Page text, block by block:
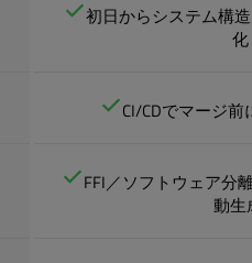
初日からシステム構
化
CI/CDでマージ
FFI／ソフトウェア分
動